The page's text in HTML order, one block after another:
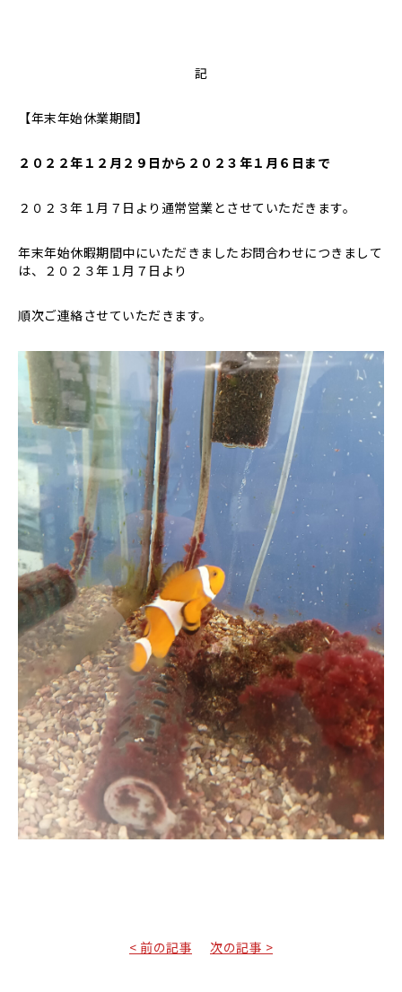
記
【年末年始休業期間】
２０２２年１２月２９日から２０２３年１月６日まで
２０２３年１月７日より通常営業とさせていただきます。
年末年始休暇期間中にいただきましたお問合わせにつきまして
は、２０２３年１月７日より
順次ご連絡させていただきます。
< 前の記事 次の記事 >